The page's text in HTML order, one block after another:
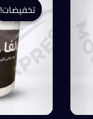
تخفيضات!
تخفيضات!